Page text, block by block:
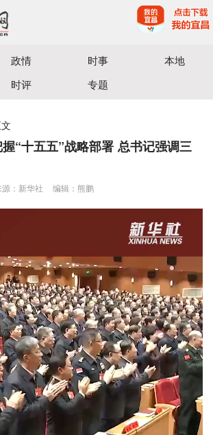
心主办
政情 时事
本地
时评 专题
“十五五”战略部署 总书记强调三
源：新华社 编辑：熊鹏